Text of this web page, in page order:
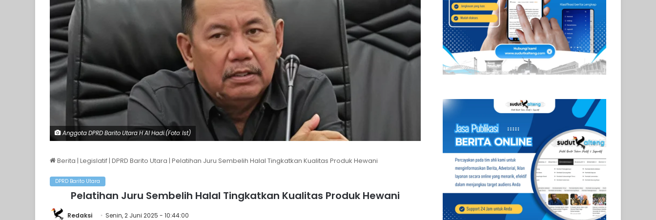
Anggota DPRD Barito Utara H Al Hadi.(Foto: Ist)
Berita | Legislatif| DPRD Barito Utara | Pelatihan Juru Sembelih Halal Tingkatkan Kualitas Produk Hewani
DPRD Barito Utara
Pelatihan Juru Sembelih Halal Tingkatkan Kualitas Produk Hewani
Redaksi Senin, 2 Juni 2025 - 10:44:00